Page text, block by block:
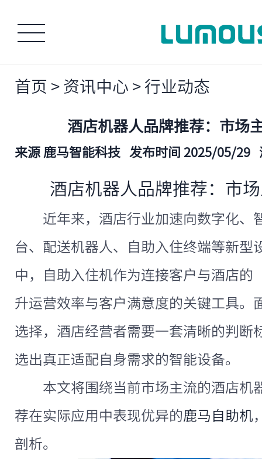
首页 > 资讯中心 > 行业动态
酒店机器人品牌推荐：市场
来源 鹿马智能科技 发布时间 2025/05/29
酒店机器人品牌推荐：市
近年来，酒店行业加速向数字化、
台、配送机器人、自助入住终端等新型
中，自助入住机作为连接客户与酒店
升运营效率与客户满意度的关键工具。
选择，酒店经营者需要一套清晰的判断
选出真正适配自身需求的智能设备。
本文将围绕当前市场主流的酒店机
荐在实际应用中表现优异的鹿马自助机
剖析。